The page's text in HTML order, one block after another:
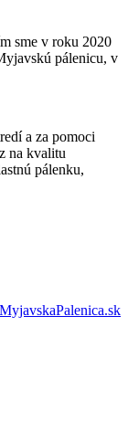
sme v roku 2020
pálenicu, v
a za pomoci
na kvalitu
pálenku,
MyjavskaPalenica.sk